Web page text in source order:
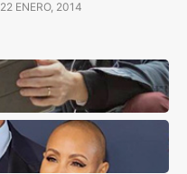
22 ENERO, 2014